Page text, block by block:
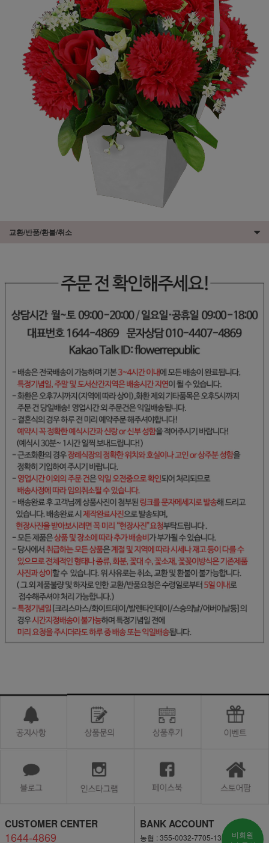
교환/반품/환불/취소
CUSTOMER CENTER
1644-4869
BANK ACCOUNT
농협 : 355-0032-7705-13
비회원